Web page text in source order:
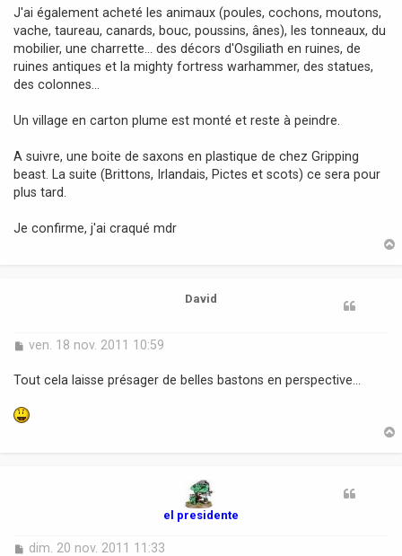
s
s
a
g
e
J'ai également acheté les animaux (poules, cochons, moutons,
vache, taureau, canards, bouc, poussins, ânes), les tonneaux, du
mobilier, une charrette... des décors d'Osgiliath en ruines, de
ruines antiques et la mighty fortress warhammer, des statues,
des colonnes...
Un village en carton plume est monté et reste à peindre.
A suivre, une boite de saxons en plastique de chez Gripping
beast. La suite (Brittons, Irlandais, Pictes et scots) ce sera pour
plus tard.
Je confirme, j'ai craqué mdr
David
M
s
s
a
g
ven. 18 nov. 2011 10:59
Tout cela laisse présager de belles bastons en perspective...
el presidente
M
dim. 20 nov. 2011 11:33